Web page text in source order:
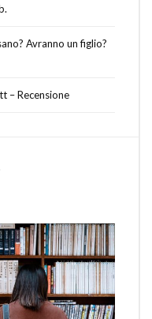
Avranno un figlio?
– Recensione